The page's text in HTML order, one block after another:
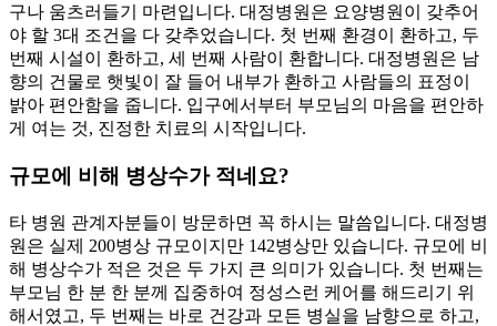
구나 움츠러들기 마련입니다. 대정병원은 요양병원이 갖추어
야 할 3대 조건을 다 갖추었습니다. 첫 번째 환경이 환하고, 두
번째 시설이 환하고, 세 번째 사람이 환합니다. 대정병원은 남
향의 건물로 햇빛이 잘 들어 내부가 환하고 사람들의 표정이
밝아 편안함을 줍니다. 입구에서부터 부모님의 마음을 편안하
게 여는 것, 진정한 치료의 시작입니다.
규모에 비해 병상수가 적네요?
타 병원 관계자분들이 방문하면 꼭 하시는 말씀입니다. 대정병
원은 실제 200병상 규모이지만 142병상만 있습니다. 규모에 비
해 병상수가 적은 것은 두 가지 큰 의미가 있습니다. 첫 번째는
부모님 한 분 한 분께 집중하여 정성스런 케어를 해드리기 위
해서였고, 두 번째는 바로 건강과 모든 병실을 남향으로 하고,